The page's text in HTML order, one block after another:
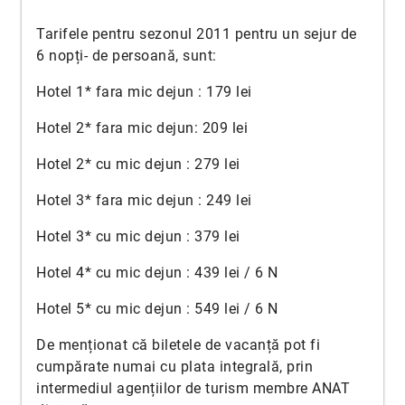
Tarifele pentru sezonul 2011 pentru un sejur de
6 nopți- de persoană, sunt:
Hotel 1* fara mic dejun : 179 lei
Hotel 2* fara mic dejun: 209 lei
Hotel 2* cu mic dejun : 279 lei
Hotel 3* fara mic dejun : 249 lei
Hotel 3* cu mic dejun : 379 lei
Hotel 4* cu mic dejun : 439 lei / 6 N
Hotel 5* cu mic dejun : 549 lei / 6 N
De menționat că biletele de vacanță pot fi
cumpărate numai cu plata integrală, prin
intermediul agențiilor de turism membre ANAT